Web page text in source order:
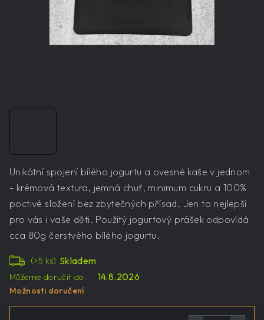
Unikátní spojení bílého jogurtu a ovesné kaše v jednom
- krémová textura, jemná chuť, minimum cukru a 100%
poctivé složení bez zbytečných přísad. Jen to nejlepší
pro vás i vaše děti. Použitý jogurtový prášek odpovídá
cca 80g čerstvého bílého jogurtu.
Skladem
(>5 ks)
Můžeme doručit do:
14.8.2026
Možnosti doručení